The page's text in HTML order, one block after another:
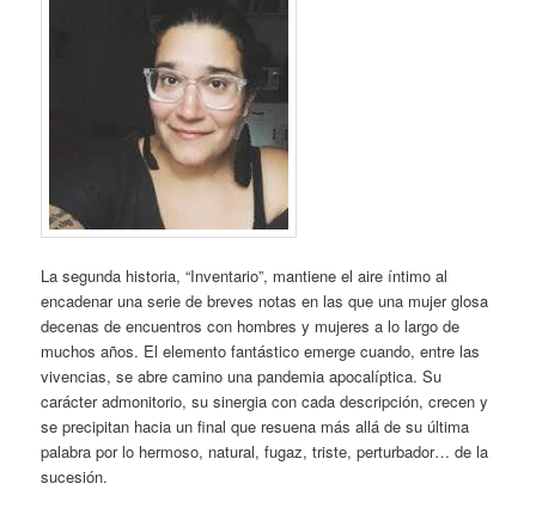
La segunda historia, “Inventario”, mantiene el aire íntimo al
encadenar una serie de breves notas en las que una mujer glosa
decenas de encuentros con hombres y mujeres a lo largo de
muchos años. El elemento fantástico emerge cuando, entre las
vivencias, se abre camino una pandemia apocalíptica. Su
carácter admonitorio, su sinergia con cada descripción, crecen y
se precipitan hacia un final que resuena más allá de su última
palabra por lo hermoso, natural, fugaz, triste, perturbador… de la
sucesión.